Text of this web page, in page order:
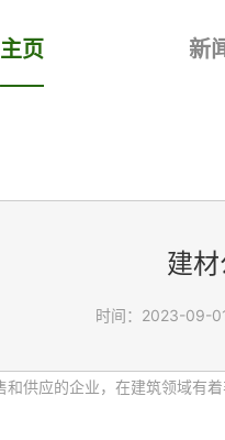
主页 新
建
时间：2023-09-
供应的企业，在建筑领域有